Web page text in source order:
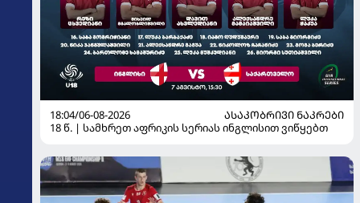
18:04/06-08-2026
ᲐᲡᲐᲙᲝᲑᲠᲘᲕᲘ ᲜᲐᲙᲠᲔᲑᲘ
18 წ. | სამხრეთ აფრიკის სერიას ინგლისით ვიწყებთ